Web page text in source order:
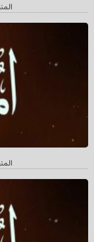
المنجي
المنجي